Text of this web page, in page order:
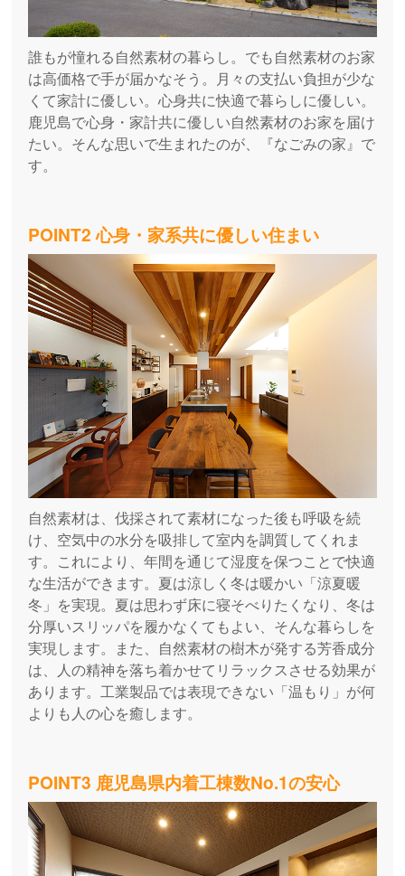
誰もが憧れる自然素材の暮らし。でも自然素材のお家
は高価格で手が届かなそう。月々の支払い負担が少な
くて家計に優しい。心身共に快適で暮らしに優しい。
鹿児島で心身・家計共に優しい自然素材のお家を届け
たい。そんな思いで生まれたのが、『なごみの家』で
す。
POINT2 心身・家系共に優しい住まい
自然素材は、伐採されて素材になった後も呼吸を続
け、空気中の水分を吸排して室内を調質してくれま
す。これにより、年間を通じて湿度を保つことで快適
な生活ができます。夏は涼しく冬は暖かい「涼夏暖
冬」を実現。夏は思わず床に寝そべりたくなり、冬は
分厚いスリッパを履かなくてもよい、そんな暮らしを
実現します。また、自然素材の樹木が発する芳香成分
は、人の精神を落ち着かせてリラックスさせる効果が
あります。工業製品では表現できない「温もり」が何
よりも人の心を癒します。
POINT3 鹿児島県内着工棟数No.1の安心